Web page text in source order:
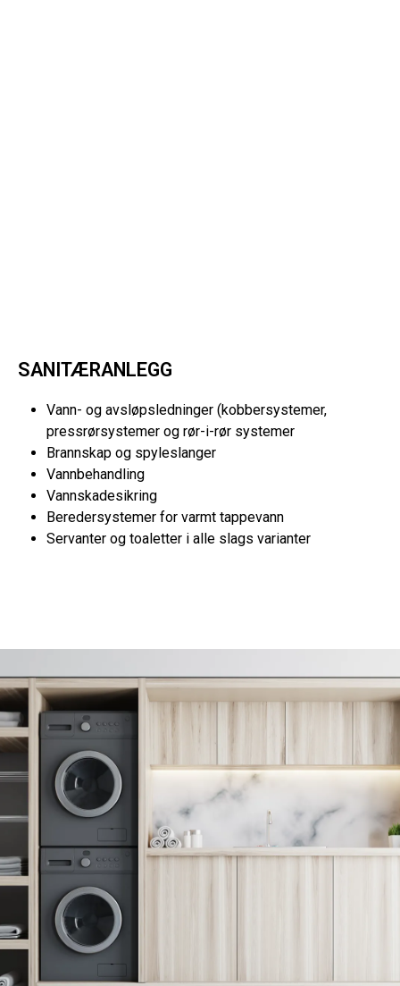
SANITÆRANLEGG
Vann- og avsløpsledninger (kobbersystemer,
pressrørsystemer og rør-i-rør systemer
Brannskap og spyleslanger
Vannbehandling
Vannskadesikring
Beredersystemer for varmt tappevann
Servanter og toaletter i alle slags varianter